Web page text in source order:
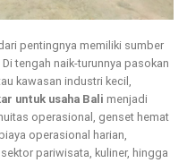
pentingnya memiliki sumber
tengah naik-turunnya pasokan
kawasan industri kecil,
untuk usaha Bali menjadi
operasional, genset hemat
operasional harian,
pariwisata, kuliner, hingga